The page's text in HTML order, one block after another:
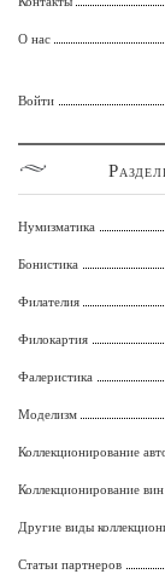
О нас
Войти
Нумизматика
Бонистика
Филателия
Филокартия
Фалеристика
Моделизм
Коллекционирование
Коллекционирование вин
Другие виды
Статьи партнеров